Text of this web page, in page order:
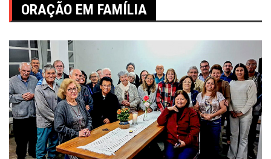
ORAÇÃO EM FAMÍLIA